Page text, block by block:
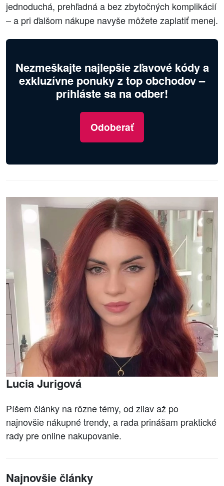
jednoduchá, prehľadná a bez zbytočných komplikácií
– a pri ďalšom nákupe navyše môžete zaplatiť menej.
Nezmeškajte najlepšie zľavové kódy a
exkluzívne ponuky z top obchodov –
prihláste sa na odber!
Odoberať
Lucia Jurigová
Píšem články na rôzne témy, od zliav až po
najnovšie nákupné trendy, a rada prinášam praktické
rady pre online nakupovanie.
Najnovšie články